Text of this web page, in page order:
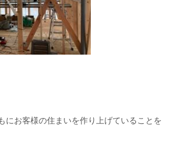
にお客様の住まいを作り上げていることを